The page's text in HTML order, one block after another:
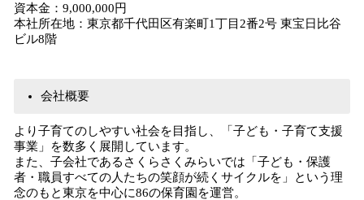
資本金：9,000,000円
本社所在地：東京都千代田区有楽町1丁目2番2号 東宝日比谷
ビル8階
会社概要
より子育てのしやすい社会を目指し、「子ども・子育て支援
事業」を数多く展開しています。
また、子会社であるさくらさくみらいでは「子ども・保護
者・職員すべての人たちの笑顔が続くサイクルを」という理
念のもと東京を中心に86の保育園を運営。